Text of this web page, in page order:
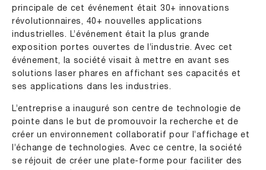
principale de cet événement était 30+ innovations
révolutionnaires, 40+ nouvelles applications
industrielles. L’événement était la plus grande
exposition portes ouvertes de l’industrie. Avec cet
événement, la société visait à mettre en avant ses
solutions laser phares en affichant ses capacités et
ses applications dans les industries.
L’entreprise a inauguré son centre de technologie de
pointe dans le but de promouvoir la recherche et de
créer un environnement collaboratif pour l’affichage et
l’échange de technologies. Avec ce centre, la société
se réjouit de créer une plate-forme pour faciliter des